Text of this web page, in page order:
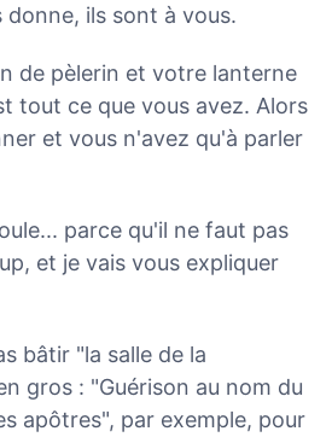
donne, ils sont à vous.
de pèlerin et votre lanterne
tout ce que vous avez. Alors
et vous n'avez qu'à parler
parce qu'il ne faut pas
et je vais vous expliquer
bâtir "la salle de la
gros : "Guérison au nom du
apôtres", par exemple, pour